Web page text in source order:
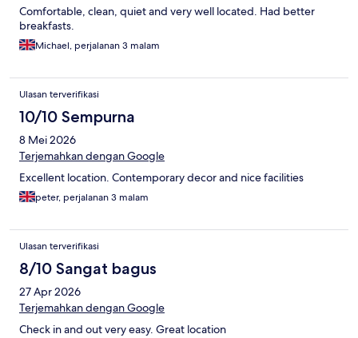
Comfortable, clean, quiet and very well located. Had better
breakfasts.
Michael, perjalanan 3 malam
Ulasan terverifikasi
10/10 Sempurna
8 Mei 2026
Terjemahkan dengan Google
Excellent location. Contemporary decor and nice facilities
peter, perjalanan 3 malam
Ulasan terverifikasi
8/10 Sangat bagus
27 Apr 2026
Terjemahkan dengan Google
Check in and out very easy. Great location